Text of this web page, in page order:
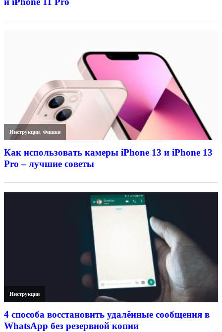
Инструкции,Фишки
Как использовать камеры iPhone 13 и iPhone 13
Pro – лучшие советы
Инструкции
4 способа восстановить удалённые сообщения в
WhatsApp без резервной копии